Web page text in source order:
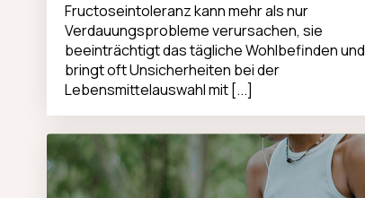
Fructoseintoleranz kann mehr als nur
Verdauungsprobleme verursachen, sie
beeinträchtigt das tägliche Wohlbefinden und
bringt oft Unsicherheiten bei der
Lebensmittelauswahl mit [...]